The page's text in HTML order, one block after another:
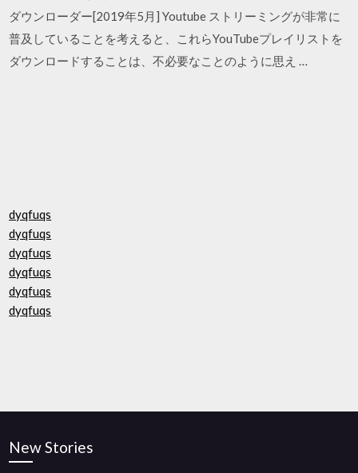
ダウンローダー[2019年5月] Youtube ストリーミングが非常に
普及していることを考えると、これらYouTubeプレイリストを
ダウンロードすることは、不必要なことのように思え …
dyqfuqs
dyqfuqs
dyqfuqs
dyqfuqs
dyqfuqs
dyqfuqs
New Stories